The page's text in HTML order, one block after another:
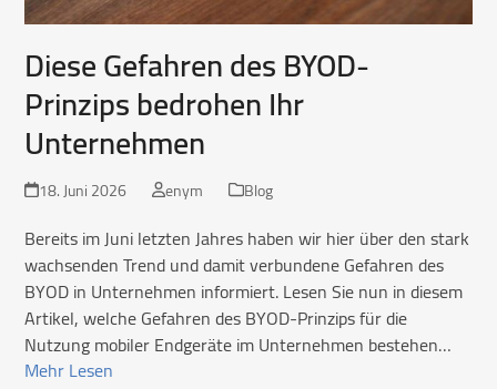
Diese Gefahren des BYOD-
Prinzips bedrohen Ihr
Unternehmen
18. Juni 2026 enym Blog
Bereits im Juni letzten Jahres haben wir hier über den stark
wachsenden Trend und damit verbundene Gefahren des
BYOD in Unternehmen informiert. Lesen Sie nun in diesem
Artikel, welche Gefahren des BYOD-Prinzips für die
Nutzung mobiler Endgeräte im Unternehmen bestehen…
Mehr Lesen